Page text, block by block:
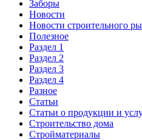
Заборы
Новости
Новости строительного
Полезное
Раздел 1
Раздел 2
Раздел 3
Раздел 4
Разное
Статьи
Статьи o продукции и
Строительство дома
Стройматериалы